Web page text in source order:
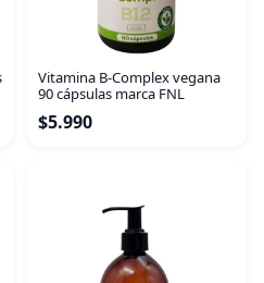
más tiempo gracias al
refuerza la nutrición de su
mayor
vitamina B5.
del Shampoo Sin
la duración del tinte y
Vitamina B-Complex vegana
90 cápsulas marca FNL
$5.990